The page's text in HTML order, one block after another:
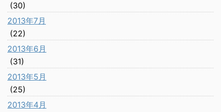
(30)
2013年7月
(22)
2013年6月
(31)
2013年5月
(25)
2013年4月